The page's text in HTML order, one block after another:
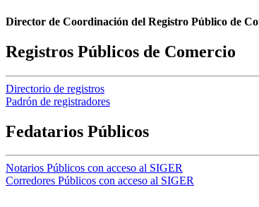
Director de Coordinación del Registro Público de
Registros Públicos de Comercio
Directorio de registros
Padrón de registradores
Fedatarios Públicos
Notarios Públicos con acceso al SIGER
Corredores Públicos con acceso al SIGER